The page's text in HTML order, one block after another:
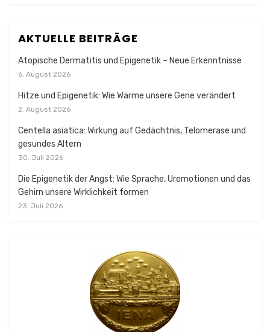
AKTUELLE BEITRÄGE
Atopische Dermatitis und Epigenetik – Neue Erkenntnisse
6. August 2026
Hitze und Epigenetik: Wie Wärme unsere Gene verändert
2. August 2026
Centella asiatica: Wirkung auf Gedächtnis, Telomerase und
gesundes Altern
30. Juli 2026
Die Epigenetik der Angst: Wie Sprache, Uremotionen und das
Gehirn unsere Wirklichkeit formen
23. Juli 2026